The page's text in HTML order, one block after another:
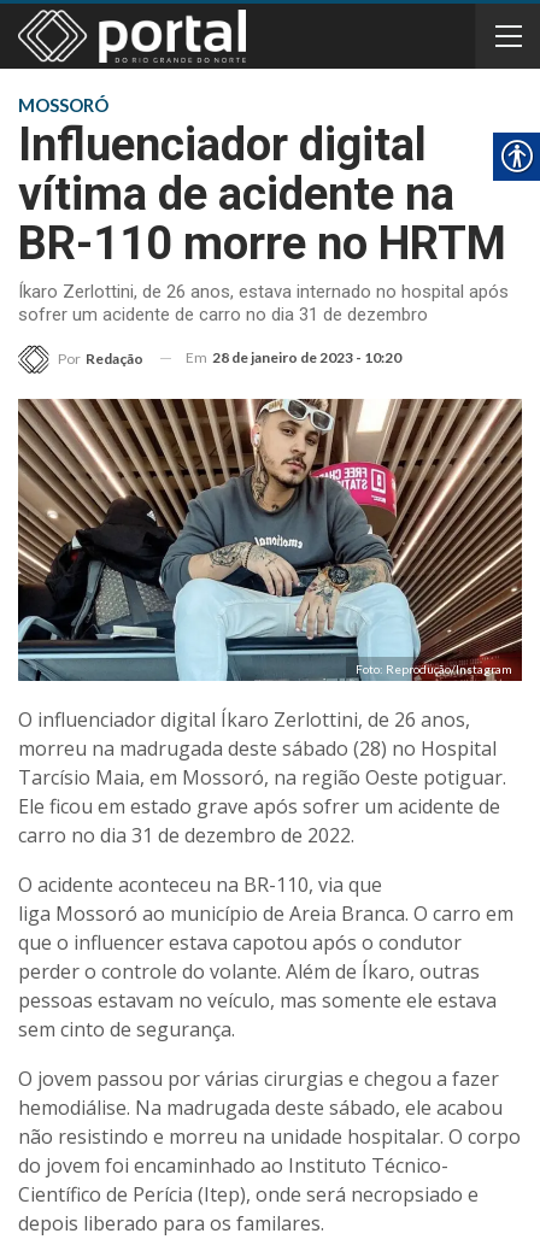
MOSSORÓ
Influenciador digital
vítima de acidente na
BR-110 morre no HRTM
Íkaro Zerlottini, de 26 anos, estava internado no hospital após
sofrer um acidente de carro no dia 31 de dezembro
Por Redação Em 28 de janeiro de 2023 - 10:20
Foto: Reprodução/Instagram
O influenciador digital Íkaro Zerlottini, de 26 anos,
morreu na madrugada deste sábado (28) no Hospital
Tarcísio Maia, em Mossoró, na região Oeste potiguar.
Ele ficou em estado grave após sofrer um acidente de
carro no dia 31 de dezembro de 2022.
O acidente aconteceu na BR-110, via que
liga Mossoró ao município de Areia Branca. O carro em
que o influencer estava capotou após o condutor
perder o controle do volante. Além de Íkaro, outras
pessoas estavam no veículo, mas somente ele estava
sem cinto de segurança.
O jovem passou por várias cirurgias e chegou a fazer
hemodiálise. Na madrugada deste sábado, ele acabou
não resistindo e morreu na unidade hospitalar. O corpo
do jovem foi encaminhado ao Instituto Técnico-
Científico de Perícia (Itep), onde será necropsiado e
depois liberado para os familares.